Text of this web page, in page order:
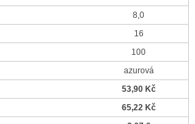
8,0
16
100
azurová
53,90 Kč
65,22 Kč